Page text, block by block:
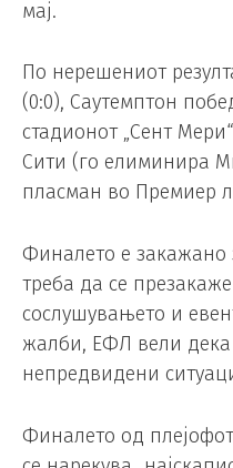
мај.
По нерешениот
(0:0), Саутемптон
стадионот „Сент
Сити (го елиминира
пласман во Премиер
Финалето е закажано
треба да се
сослушувањето и
жалби, ЕФЛ вели дека
непредвидени
Финалето од